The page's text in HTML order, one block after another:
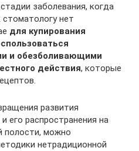
заболевания, когда
стоматологу нет
для купирования
и обезболивающими
действия, которые
развития
его распространения на
полости, можно
нетрадиционной